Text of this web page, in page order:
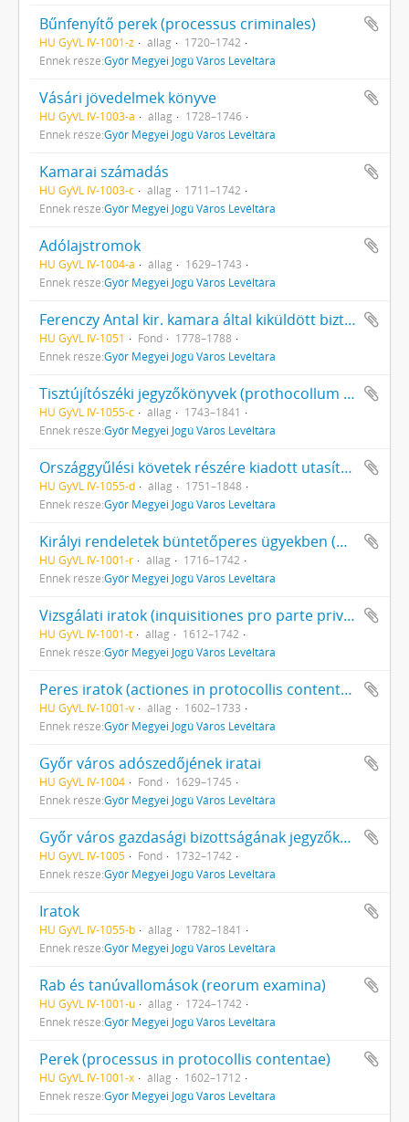
Bűnfenyítő perek (processus criminales)
HU GyVL IV-1001-z állag
1720–1742
Ennek része:Győr Megyei Jogú Város Levéltára
Vásári jövedelmek könyve
HU GyVL IV-1003-a állag
1728–1746
Ennek része:Győr Megyei Jogú Város Levéltára
Kamarai számadás
HU GyVL IV-1003-c állag
1711–1742
Ennek része:Győr Megyei Jogú Város Levéltára
Adólajstromok
HU GyVL IV-1004-a állag
1629–1743
Ennek része:Győr Megyei Jogú Város Levéltára
Ferenczy Antal kir. kamara által kiküldött biztos működésére vonatkozó iratok (acta Comissionis Ferenczyanae)
HU GyVL IV-1051 Fond
1778–1788
Ennek része:Győr Megyei Jogú Város Levéltára
Tisztújítószéki jegyzőkönyvek (prothocollum restauratorium)
HU GyVL IV-1055-c állag
1743–1841
Ennek része:Győr Megyei Jogú Város Levéltára
Országgyűlési követek részére kiadott utasítások, a követek által küldött jelentések és azok mellékletei (acta diaetalia)
HU GyVL IV-1055-d állag
1751–1848
Ennek része:Győr Megyei Jogú Város Levéltára
Királyi rendeletek büntetőperes ügyekben (mandata regia in iuridicis)
HU GyVL IV-1001-r állag
1716–1742
Ennek része:Győr Megyei Jogú Város Levéltára
Vizsgálati iratok (inquisitiones pro parte privatorum)
HU GyVL IV-1001-t állag
1612–1742
Ennek része:Győr Megyei Jogú Város Levéltára
Peres iratok (actiones in protocollis contentae)
HU GyVL IV-1001-v állag
1602–1733
Ennek része:Győr Megyei Jogú Város Levéltára
Győr város adószedőjének iratai
HU GyVL IV-1004 Fond
1629–1745
Ennek része:Győr Megyei Jogú Város Levéltára
Győr város gazdasági bizottságának jegyzőkönyvei
HU GyVL IV-1005 Fond
1732–1742
Ennek része:Győr Megyei Jogú Város Levéltára
Iratok
HU GyVL IV-1055-b állag
1782–1841
Ennek része:Győr Megyei Jogú Város Levéltára
Rab és tanúvallomások (reorum examina)
HU GyVL IV-1001-u állag
1724–1742
Ennek része:Győr Megyei Jogú Város Levéltára
Perek (processus in protocollis contentae)
HU GyVL IV-1001-x állag
1602–1712
Ennek része:Győr Megyei Jogú Város Levéltára